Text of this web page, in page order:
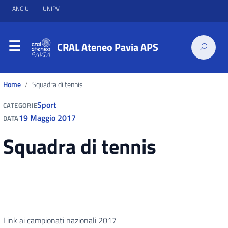
ANCIU UNIPV
CRAL Ateneo Pavia APS
Home Squadra di tennis
CATEGORIESport
DATA19 Maggio 2017
Squadra di tennis
Link ai campionati nazionali 2017